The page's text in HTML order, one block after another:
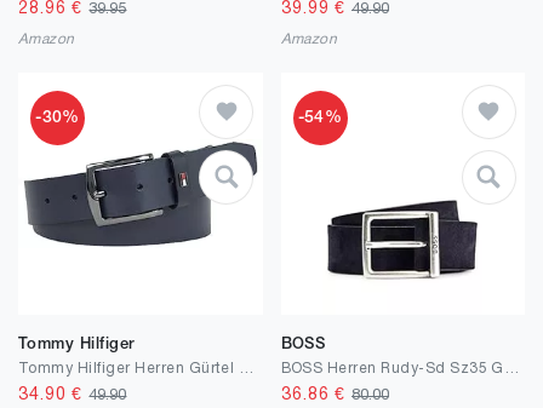
28.96 €39.95
Amazon
39.99 € 49.90
Amazon
-30%
Tommy Hilfiger
34.90 €49.90
-54%
BOSS
36.86 € 80.00